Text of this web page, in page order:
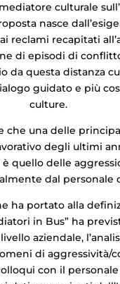
culturale
nasce
reclami recapitati
di episodi di
da questa distanza
guidato e più
culture.
che una delle
degli ultimi
è quello delle
dal personale
ha portato alla
in Bus” ha
aziendale,
di aggressività/
con il